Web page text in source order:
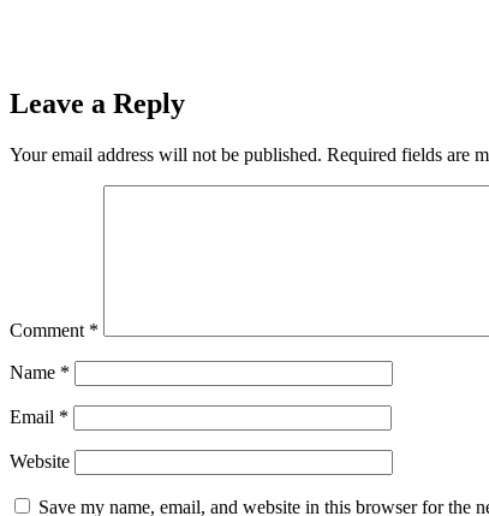
Leave a Reply
Your email address will not be published. Required fields are
Comment *
Name *
Email *
Website
Save my name, email, and website in this browser for the